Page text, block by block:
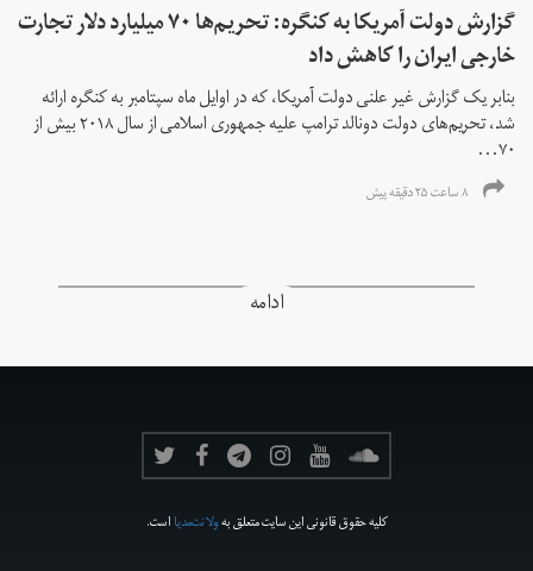
گزارش دولت آمریکا به کنگره: تحریم‌ها ۷۰ میلیارد دلار تجارت
خارجی ایران را کاهش داد
بنابر یک گزارش غیر علنی دولت آمریکا، که در اوایل ماه سپتامبر به کنگره ارائه
شد، تحریم‌های دولت دونالد ترامپ علیه جمهوری اسلامی از سال ۲۰۱۸ بیش از
۷۰...
۸ ساعت ۲۵ دقیقه پیش
ادامه
کلیه حقوق قانونی این سایت متعلق بهولانت‌مدیااست.